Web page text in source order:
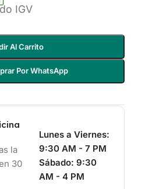
IGV
Al Carrito
Por WhatsApp
la
30
Lunes a Viernes:
9:30 AM - 7 PM
Sábado: 9:30
AM - 4 PM